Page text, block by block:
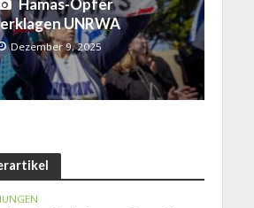
Hamas-Opfer
UNRWA
Dezember 9, 2025